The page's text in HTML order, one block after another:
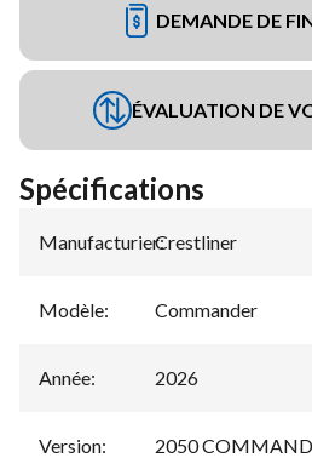
DEMANDE DE
ÉVALUATION DE
Spécifications
Manufacturier:
Crestliner
Modèle: Commander
Année: 2026
Version: 2050